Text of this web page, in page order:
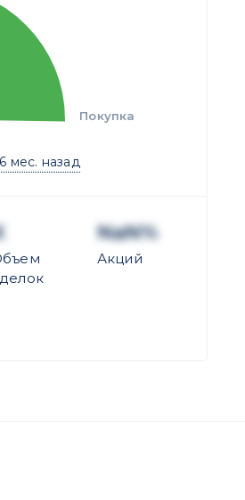
Покупка
6 мес. назад
NaN%
Акций